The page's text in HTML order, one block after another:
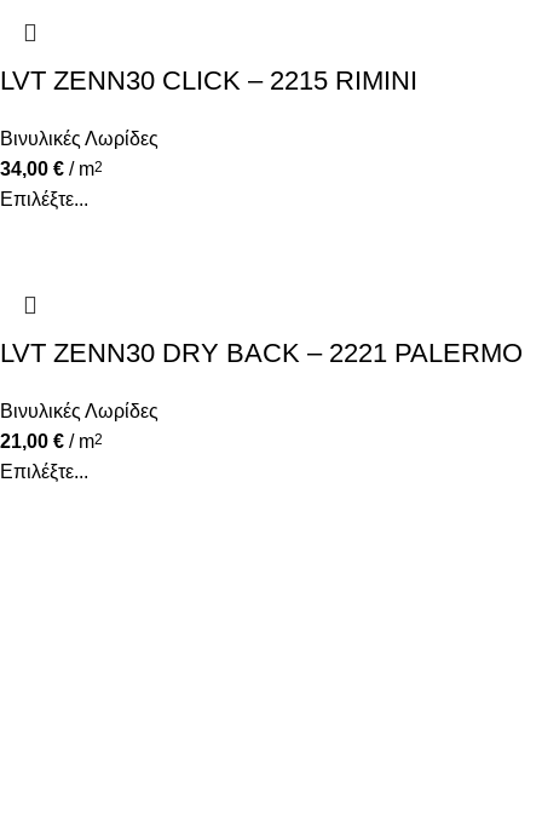
LVT ZENN30 CLICK – 2215 RIMINI
Βινυλικές Λωρίδες
34,00 € / m2
Επιλέξτε...
LVT ZENN30 DRY BACK – 2221 PALERMO
Βινυλικές Λωρίδες
21,00 € / m2
Επιλέξτε...